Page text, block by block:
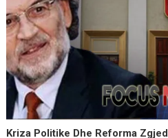
Kriza Politike Dhe Reforma